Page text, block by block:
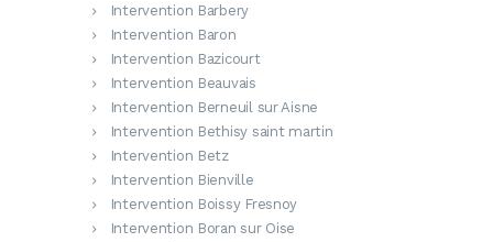
Intervention Barbery
Intervention Baron
Intervention Bazicourt
Intervention Beauvais
Intervention Berneuil sur Aisne
Intervention Bethisy saint martin
Intervention Betz
Intervention Bienville
Intervention Boissy Fresnoy
Intervention Boran sur Oise